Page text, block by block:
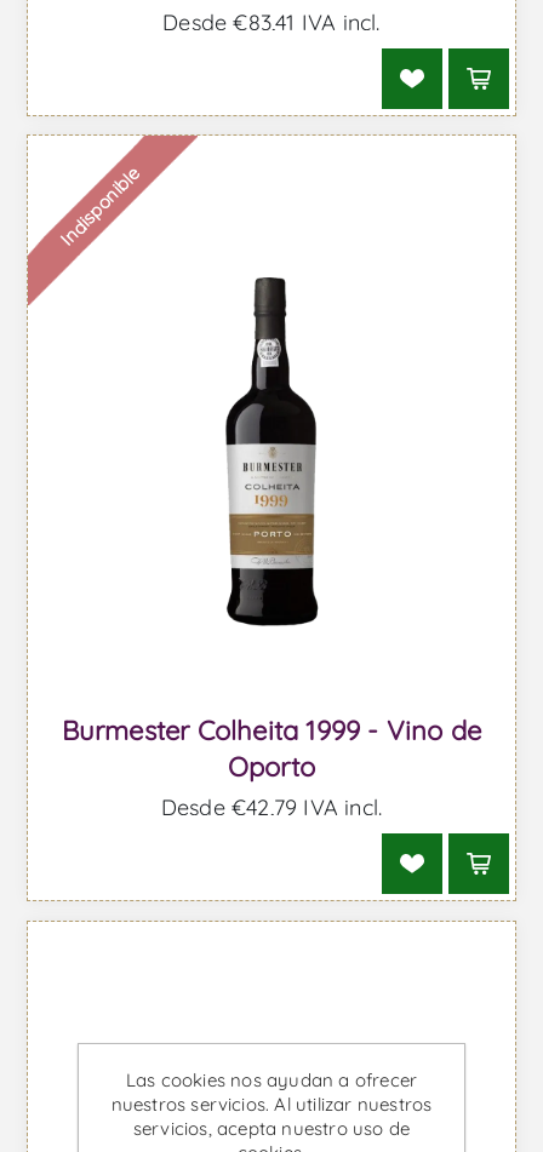
Desde €83,41 IVA incl.
Indisponible
Burmester Colheita 1999 - Vino de
Oporto
Desde €42,79 IVA incl.
Las cookies nos ayudan a ofrecer
nuestros servicios. Al utilizar nuestros
servicios, acepta nuestro uso de